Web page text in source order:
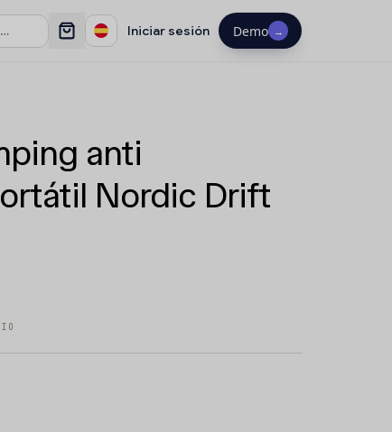
Iniciar sesión Demo →
anti
Nordic Drift